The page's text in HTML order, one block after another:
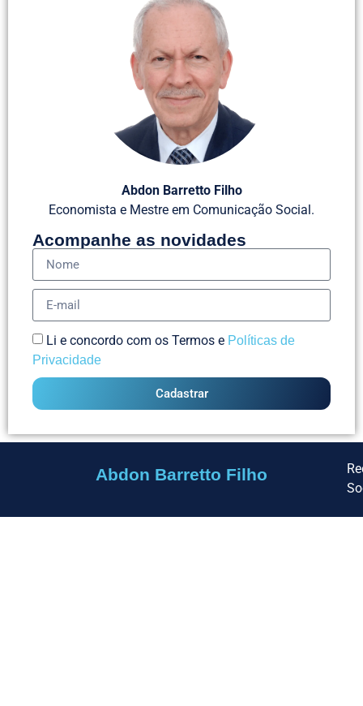
Abdon Barretto Filho
Economista e Mestre em Comunicação Social.
Acompanhe as novidades
Li e concordo com os Termos e Políticas de
Privacidade
Cadastrar
Abdon Barretto Filho